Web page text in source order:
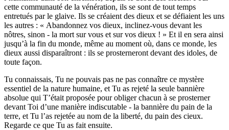
cette communauté de la vénération, ils se sont de tout temps
entretués par le glaive. Ils se créaient des dieux et se défiaient les uns
les autres : « Abandonnez vos dieux, inclinez-vous devant les
nôtres, sinon - la mort sur vous et sur vos dieux ! » Et il en sera ainsi
jusqu’à la fin du monde, même au moment où, dans ce monde, les
dieux aussi disparaîtront : ils se prosterneront devant des idoles, de
toute façon.
Tu connaissais, Tu ne pouvais pas ne pas connaître ce mystère
essentiel de la nature humaine, et Tu as rejeté la seule bannière
absolue qui T’était proposée pour obliger chacun à se prosterner
devant Toi d’une manière indiscutable - la bannière du pain de la
terre, et Tu l’as rejetée au nom de la liberté, du pain des cieux.
Regarde ce que Tu as fait ensuite.